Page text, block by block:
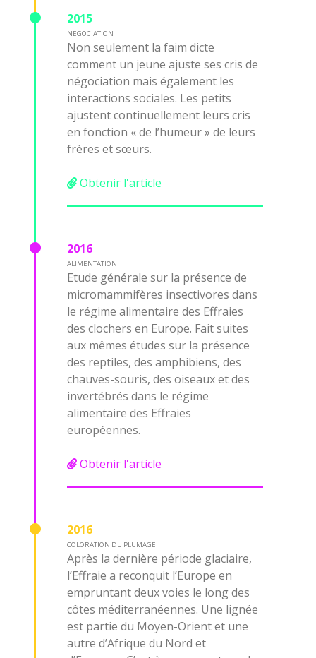
2015
NEGOCIATION
Non seulement la faim dicte
comment un jeune ajuste ses cris de
négociation mais également les
interactions sociales. Les petits
ajustent continuellement leurs cris
en fonction « de l’humeur » de leurs
frères et sœurs.
Obtenir l'article
2016
ALIMENTATION
Etude générale sur la présence de
micromammifères insectivores dans
le régime alimentaire des Effraies
des clochers en Europe. Fait suites
aux mêmes études sur la présence
des reptiles, des amphibiens, des
chauves-souris, des oiseaux et des
invertébrés dans le régime
alimentaire des Effraies
européennes.
Obtenir l'article
2016
COLORATION DU PLUMAGE
Après la dernière période glaciaire,
l’Effraie a reconquit l’Europe en
empruntant deux voies le long des
côtes méditerranéennes. Une lignée
est partie du Moyen-Orient et une
autre d’Afrique du Nord et